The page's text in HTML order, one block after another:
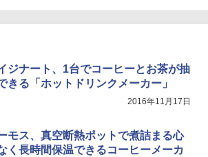
ジナート、1台でコーヒーとお茶が抽
きる「ホットドリンクメーカー」
2016年11月17日
モス、真空断熱ポットで煮詰まる心
く長時間保温できるコーヒーメーカ